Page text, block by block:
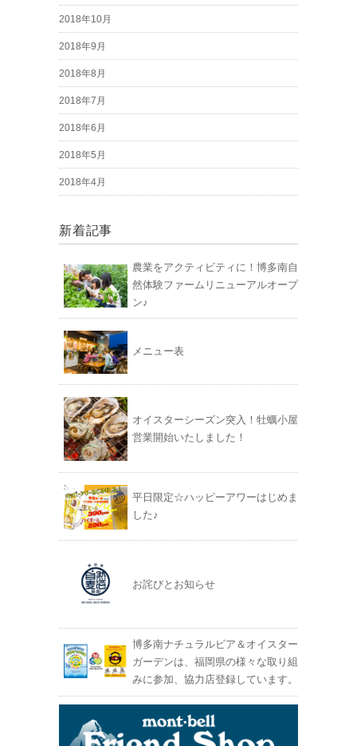
2018年10月
2018年9月
2018年8月
2018年7月
2018年6月
2018年5月
2018年4月
新着記事
農業をアクティビティに！博多南自
然体験ファームリニューアルオープ
ン♪
メニュー表
オイスターシーズン突入！牡蠣小屋
営業開始いたしました！
平日限定☆ハッピーアワーはじめま
した♪
お詫びとお知らせ
博多南ナチュラルビア＆オイスター
ガーデンは、福岡県の様々な取り組
みに参加、協力店登録しています。